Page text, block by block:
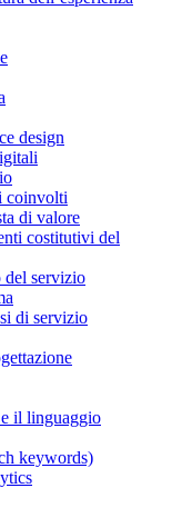
design
coinvolti
di valore
costitutivi del
del servizio
di servizio
il linguaggio
keywords)